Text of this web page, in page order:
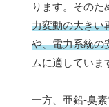
ります。そのた
力変動の大きい
や、電力系統の
ムに適していま
一方、亜鉛-臭